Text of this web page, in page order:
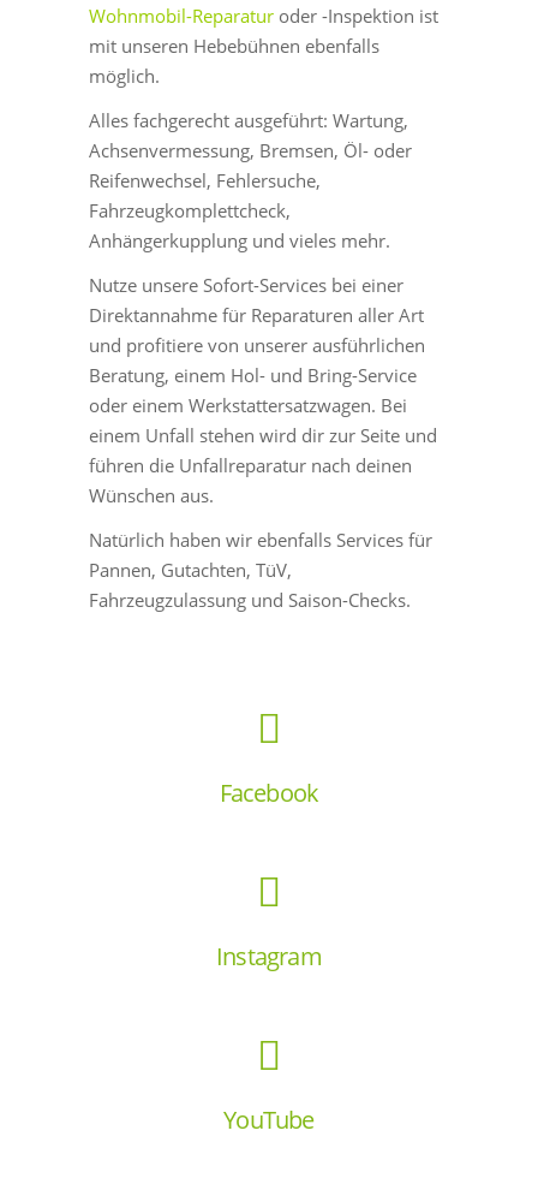
Wohnmobil-Reparatur oder -Inspektion ist
mit unseren Hebebühnen ebenfalls
möglich.
Alles fachgerecht ausgeführt: Wartung,
Achsenvermessung, Bremsen, Öl- oder
Reifenwechsel, Fehlersuche,
Fahrzeugkomplettcheck,
Anhängerkupplung und vieles mehr.
Nutze unsere Sofort-Services bei einer
Direktannahme für Reparaturen aller Art
und profitiere von unserer ausführlichen
Beratung, einem Hol- und Bring-Service
oder einem Werkstattersatzwagen. Bei
einem Unfall stehen wird dir zur Seite und
führen die Unfallreparatur nach deinen
Wünschen aus.
Natürlich haben wir ebenfalls Services für
Pannen, Gutachten, TüV,
Fahrzeugzulassung und Saison-Checks.
Facebook
Instagram
YouTube